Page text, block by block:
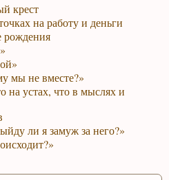
крест
на работу и деньги
рождения
мы не вместе?»
на устах, что в мыслях и
ли я замуж за него?»